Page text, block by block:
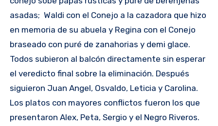
asadas; Waldi con el Conejo a la cazadora que hizo
en memoria de su abuela y Regina con el Conejo
braseado con puré de zanahorias y demi glace.
Todos subieron al balcón directamente sin esperar
el veredicto final sobre la eliminación. Después
siguieron Juan Angel, Osvaldo, Leticia y Carolina.
Los platos con mayores conflictos fueron los que
presentaron Alex, Peta, Sergio y el Negro Riveros.